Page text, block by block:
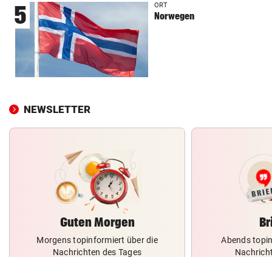
5 ORT
Norwegen
NEWSLETTER
Guten Morgen
Morgens topinformiert über die
Nachrichten des Tages
Abends